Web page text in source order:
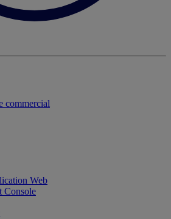
commercial
Web
Console